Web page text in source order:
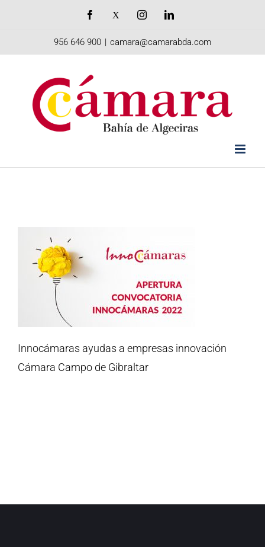
Facebook InstagramLinkedIn
956 646 900 | camara@camarabda.com
Innocámaras ayudas a empresas innovación
Cámara Campo de Gibraltar